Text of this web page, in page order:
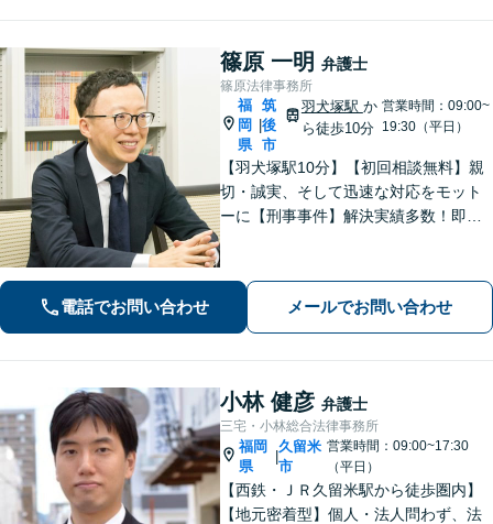
篠原 一明 弁護士
篠原法律事務所
福
岡
県
|
筑
後
市
羽犬塚駅 か
ら徒歩10分
営業時間：09:00~
19:30（平日）
【羽犬塚駅10分】【初回相談無料】親
切・誠実、そして迅速な対応をモット
ーに【刑事事件】解決実績多数！即時
選択肢と法的権利を明確にし、納得の
いく決断ができるよう支援いたします
電話でお問い合わせ メールでお問い合わせ
小林 健彦 弁護士
三宅・小林総合法律事務所
福岡
県
|
久留米
市
営業時間：09:00~17:30
（平日）
【西鉄・ＪＲ久留米駅から徒歩圏内】
【地元密着型】個人・法人問わず、法